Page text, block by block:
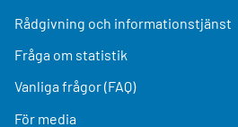
Rådgivning och informationstjänst
Fråga om statistik
Vanliga frågor (FAQ)
För media